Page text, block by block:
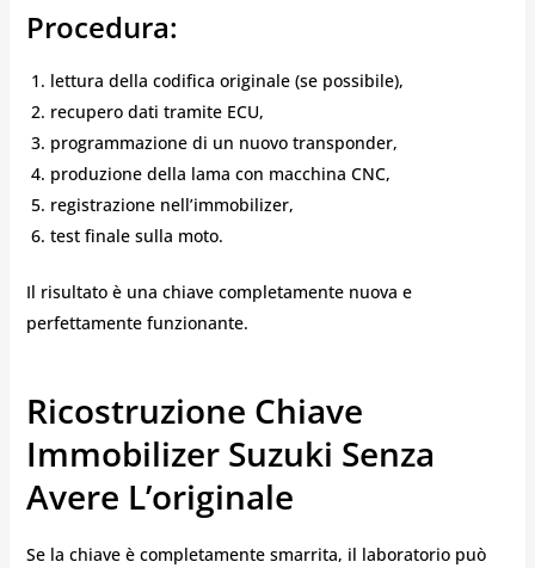
Procedura:
lettura della codifica originale (se possibile),
recupero dati tramite ECU,
programmazione di un nuovo transponder,
produzione della lama con macchina CNC,
registrazione nell’immobilizer,
test finale sulla moto.
Il risultato è una chiave completamente nuova e
perfettamente funzionante.
Ricostruzione Chiave
Immobilizer Suzuki Senza
Avere L’originale
Se la chiave è completamente smarrita, il laboratorio può